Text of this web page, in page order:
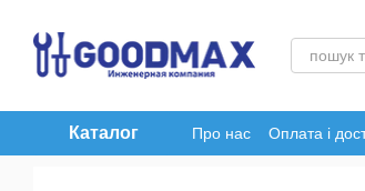
Каталог Про нас Оплата і